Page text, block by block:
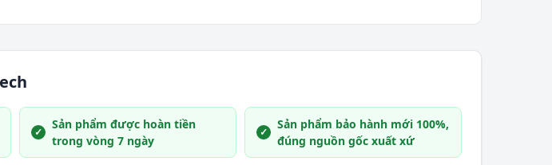
Sản phẩm được hoàn tiền
trong vòng 7 ngày
Sản phẩm bảo hành mới 100%,
đúng nguồn gốc xuất xứ